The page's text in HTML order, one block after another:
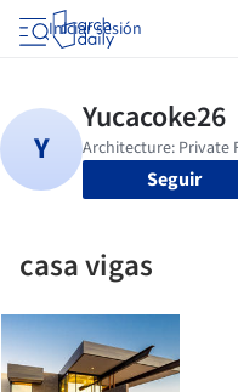
Iniciar sesión
Seguir
casa vigas